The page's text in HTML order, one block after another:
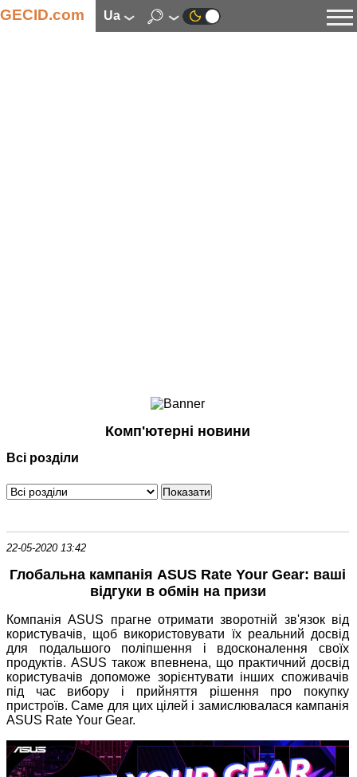
GECID.com ua
Смартфони
Периферія
Програмне забезпечення
Комп'ютерні новини
Всі розділи
22-05-2020 13:42
Глобальна кампанія ASUS Rate Your Gear: ваші
відгуки в обмін на призи
Компанія ASUS прагне отримати зворотній зв'язок від
користувачів, щоб використовувати їх реальний досвід
для подальшого поліпшення і вдосконалення своїх
продуктів. ASUS також впевнена, що практичний досвід
користувачів допоможе зорієнтувати інших споживачів
під час вибору і прийняття рішення про покупку
пристроїв. Саме для цих цілей і замислювалася кампанія
ASUS Rate Your Gear.